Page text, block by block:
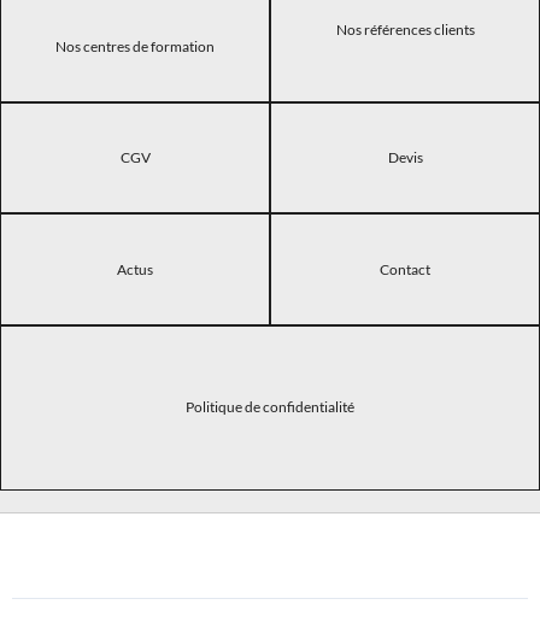
Nos centres de formation
Nos références clients
CGV Devis
Actus Contact
Politique de confidentialité